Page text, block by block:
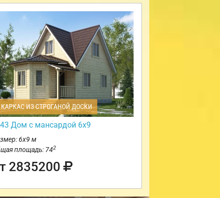
ИЗ СТРОГАНОЙ ДОСКИ
Дом с мансардой 6х9
6х9 м
площадь: 742
2835200